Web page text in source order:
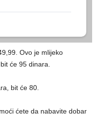
Ovo je mlijeko
će 95 dinara.
bit će 80.
ćete da nabavite dobar